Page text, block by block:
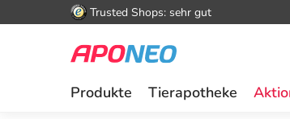
Trusted Shops: sehr gut
Produkte Tierapotheke